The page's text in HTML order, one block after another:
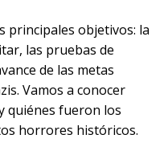
principales objetivos: la
las pruebas de
de las metas
Vamos a conocer
quiénes fueron los
horrores históricos.